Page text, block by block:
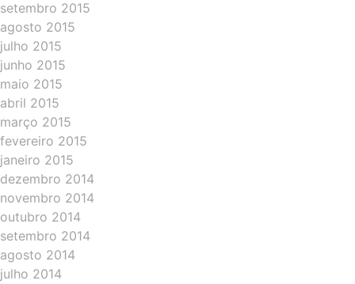
setembro 2015
agosto 2015
julho 2015
junho 2015
maio 2015
abril 2015
março 2015
fevereiro 2015
janeiro 2015
dezembro 2014
novembro 2014
outubro 2014
setembro 2014
agosto 2014
julho 2014